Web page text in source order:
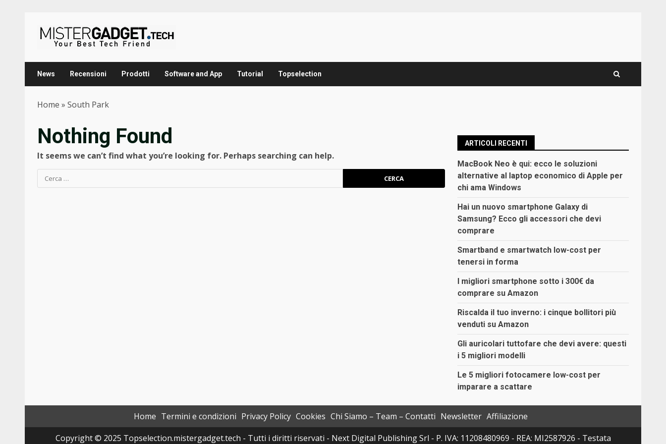
content
News Recensioni Prodotti Software and App Tutorial Topselection
Home » South Park
Nothing Found
It seems we can’t find what you’re looking for. Perhaps searching can help.
Ricerca
per:
ARTICOLI RECENTI
MacBook Neo è qui: ecco le soluzioni
alternative al laptop economico di Apple per
chi ama Windows
Hai un nuovo smartphone Galaxy di
Samsung? Ecco gli accessori che devi
comprare
Smartband e smartwatch low-cost per
tenersi in forma
I migliori smartphone sotto i 300€ da
comprare su Amazon
Riscalda il tuo inverno: i cinque bollitori più
venduti su Amazon
Gli auricolari tuttofare che devi avere: questi
i 5 migliori modelli
Le 5 migliori fotocamere low-cost per
imparare a scattare
Home Termini e condizioni Privacy Policy Cookies Chi Siamo – Team – Contatti Newsletter Affiliazione
Copyright © 2025 Topselection.mistergadget.tech - Tutti i diritti riservati - Next Digital Publishing Srl - P. IVA: 11208480969 - REA: MI2587926 - Testata